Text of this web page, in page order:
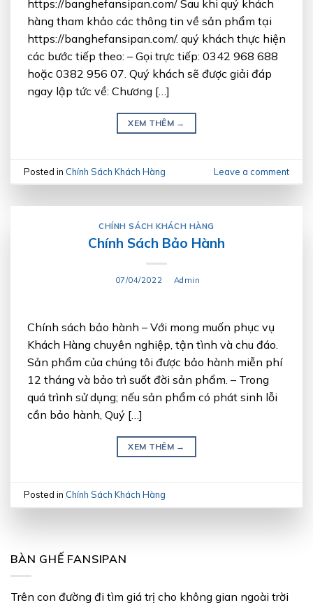
BÀN GHẾ FANSIPAN
Trên con đường đi tìm giá trị cho không gian ngoài trời
https://banghefansipan.com/ Sau khi quý khách
hàng tham khảo các thông tin về sản phẩm tại
https://banghefansipan.com/. quý khách thực hiện
các bước tiếp theo: – Gọi trực tiếp: 0342 968 688
hoặc 0382 956 07. Quý khách sẽ được giải đáp
ngay lập tức về: Chương […]
XEM THÊM →
Posted in Chính Sách Khách Hàng Leave a comment
CHÍNH SÁCH KHÁCH HÀNG
Chính Sách Bảo Hành
07/04/2022 Admin
Chính sách bảo hành – Với mong muốn phục vụ
Khách Hàng chuyên nghiệp, tận tình và chu đáo.
Sản phẩm của chúng tôi được bảo hành miễn phí
12 tháng và bảo trì suốt đời sản phẩm. – Trong
quá trình sử dụng; nếu sản phẩm có phát sinh lỗi
cần bảo hành, Quý […]
XEM THÊM →
Posted in Chính Sách Khách Hàng